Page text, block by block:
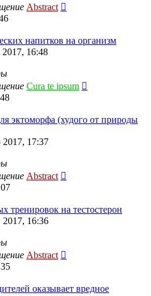
Abstract
напитков на организм
2017, 16:48
Cura te ipsum
эктоморфа (худого от природы
2017, 17:37
Abstract
тренировок на тестостерон
2017, 16:36
Abstract
оказывает вредное